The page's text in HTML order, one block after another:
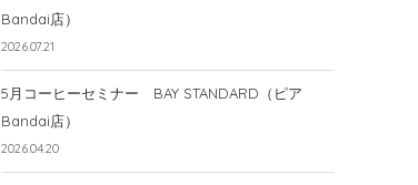
Bandai店）
2026.07.21
5月コーヒーセミナー BAY STANDARD（ピア
Bandai店）
2026.04.20